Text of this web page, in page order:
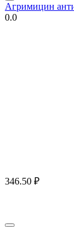
Агримицин
0.0
346.50 ₽